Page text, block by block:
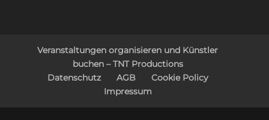
Veranstaltungen organisieren und Künstler
buchen – TNT Productions
Datenschutz
AGB
Cookie Policy
Impressum